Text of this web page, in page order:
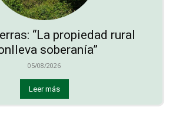
“La propiedad rural
soberanía”
05/08/2026
Leer más